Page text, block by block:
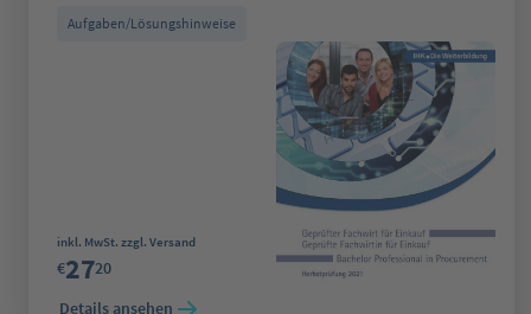
Aufgaben/Lösungshinweise
Regulärer Preis:
inkl. MwSt. zzgl. Versand
€2720
Details ansehen